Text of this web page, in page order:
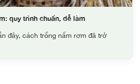
quy trình chuẩn, dễ làm
đây, cách trồng nấm rơm đã trở